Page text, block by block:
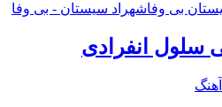
شهراد سیستان - بی وفا
سلول انفرادی
آهنگ